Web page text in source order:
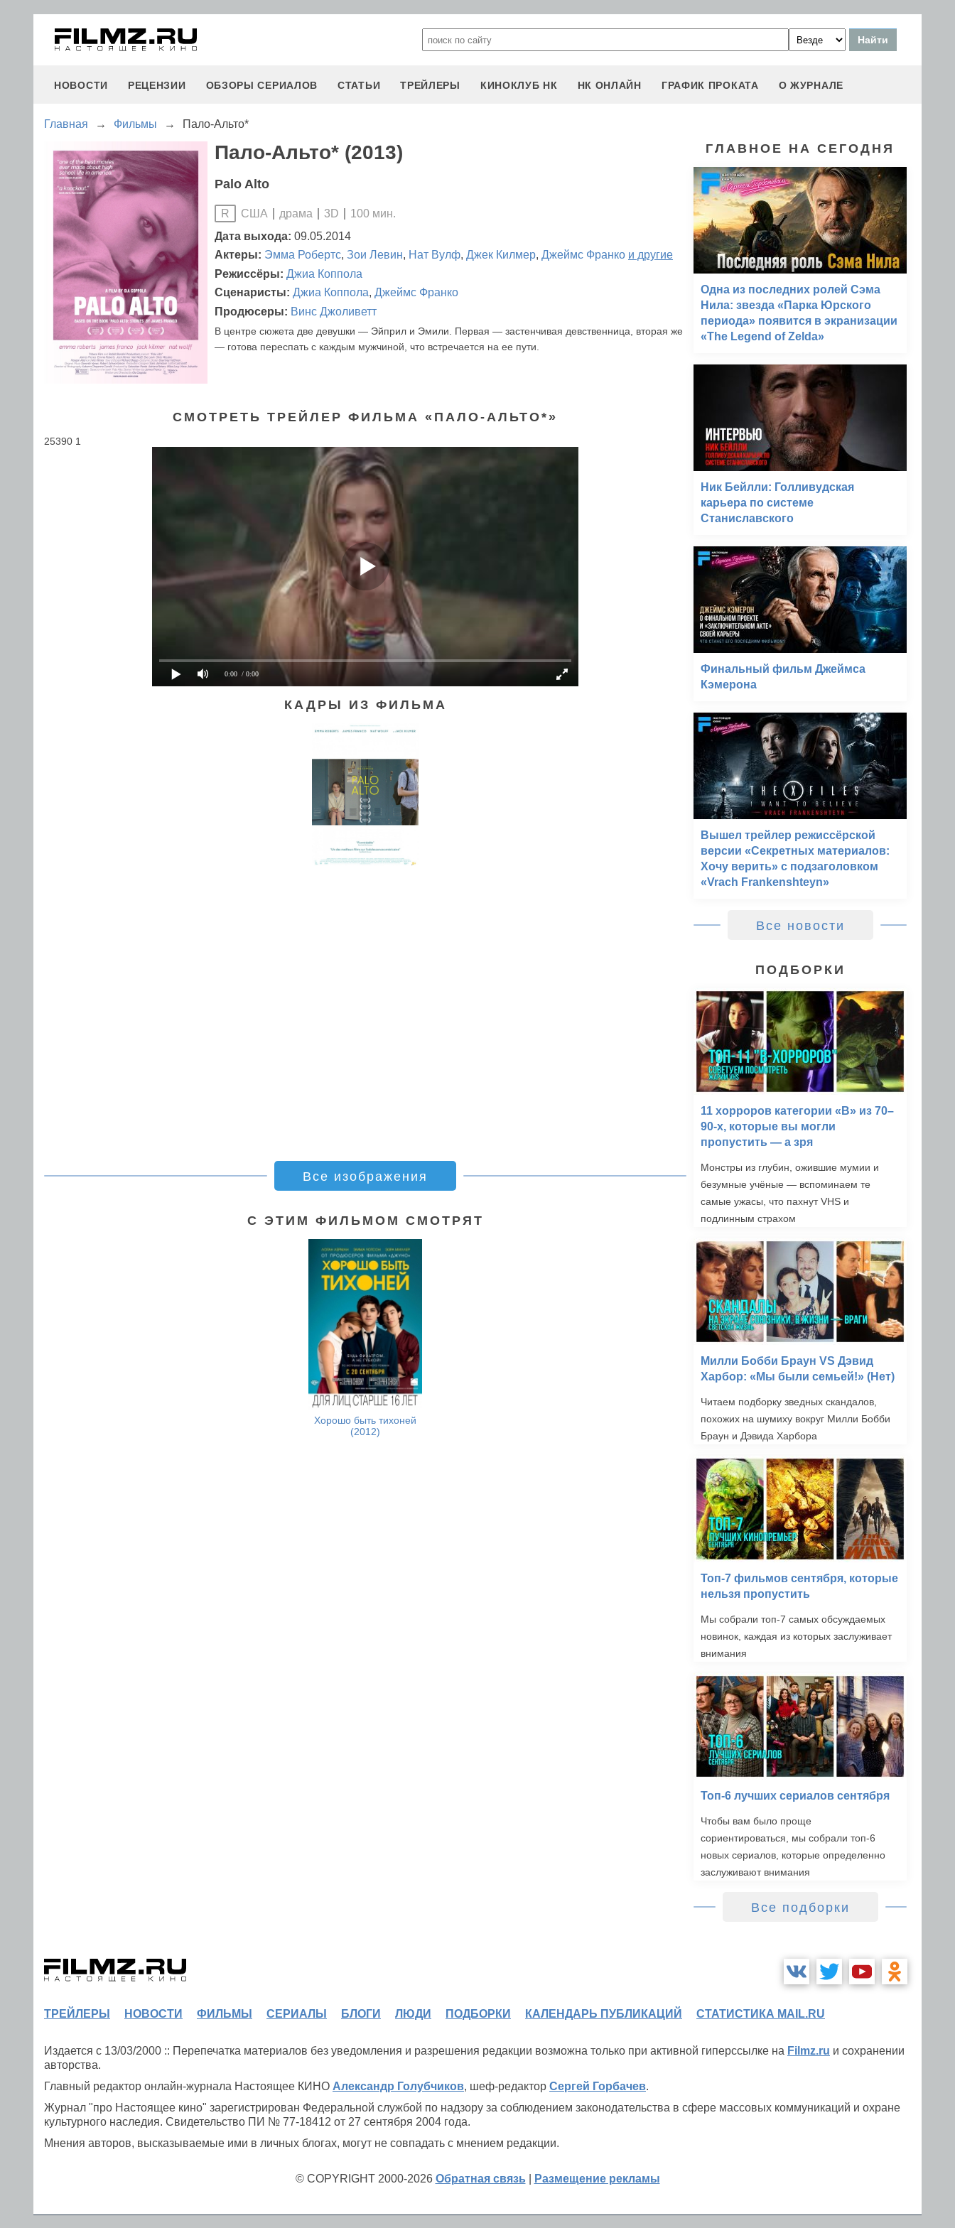
НОВОСТИ РЕЦЕНЗИИ ОБЗОРЫ СЕРИАЛОВ СТАТЬИ ТРЕЙЛЕРЫ КИНОКЛУБ НК НК ОНЛАЙН ГРАФИК ПРОКАТА О ЖУРНАЛЕ
Главная → Фильмы → Пало-Альто*
Пало-Альто* (2013)
Palo Alto
R США драма 3D
100 мин.
Дата выхода: 09.05.2014
Актеры: Эмма Робертс, Зои Левин, Нат Вулф, Джек Килмер, Джеймс Франко и другие
Режиссёры: Джиа Коппола
Сценаристы: Джиа Коппола, Джеймс Франко
Продюсеры: Винс Джоливетт
В центре сюжета две девушки — Эйприл и Эмили. Первая — застенчивая девственница, вторая же
— готова переспать с каждым мужчиной, что встречается на ее пути.
СМОТРЕТЬ ТРЕЙЛЕР ФИЛЬМА «ПАЛО-АЛЬТО*»
25390 1
0:00 / 0:00
КАДРЫ ИЗ ФИЛЬМА
Все изображения
С ЭТИМ ФИЛЬМОМ СМОТРЯТ
Хорошо быть тихоней
(2012)
ГЛАВНОЕ НА СЕГОДНЯ
Одна из последних ролей Сэма
Нила: звезда «Парка Юрского
периода» появится в экранизации
«The Legend of Zelda»
Ник Бейлли: Голливудская
карьера по системе
Станиславского
Финальный фильм Джеймса
Кэмерона
Вышел трейлер режиссёрской
версии «Секретных материалов:
Хочу верить» с подзаголовком
«Vrach Frankenshteyn»
Все новости
ПОДБОРКИ
11 хорроров категории «B» из 70–
90-х, которые вы могли
пропустить — а зря
Монстры из глубин, ожившие мумии и
безумные учёные — вспоминаем те
самые ужасы, что пахнут VHS и
подлинным страхом
Милли Бобби Браун VS Дэвид
Харбор: «Мы были семьей!» (Нет)
Читаем подборку зведных скандалов,
похожих на шумиху вокруг Милли Бобби
Браун и Дэвида Харбора
Топ-7 фильмов сентября, которые
нельзя пропустить
Мы собрали топ-7 самых обсуждаемых
новинок, каждая из которых заслуживает
внимания
Топ-6 лучших сериалов сентября
Чтобы вам было проще
сориентироваться, мы собрали топ-6
новых сериалов, которые определенно
заслуживают внимания
Все подборки
ТРЕЙЛЕРЫ НОВОСТИ ФИЛЬМЫ СЕРИАЛЫ БЛОГИ ЛЮДИ ПОДБОРКИ КАЛЕНДАРЬ ПУБЛИКАЦИЙ СТАТИСТИКА MAIL.RU
Издается с 13/03/2000 :: Перепечатка материалов без уведомления и разрешения редакции возможна только при активной гиперссылке на Filmz.ru и сохранении
авторства.
Главный редактор онлайн-журнала Настоящее КИНО Александр Голубчиков, шеф-редактор Сергей Горбачев.
Журнал "про Настоящее кино" зарегистрирован Федеральной службой по надзору за соблюдением законодательства в сфере массовых коммуникаций и охране
культурного наследия. Свидетельство ПИ № 77-18412 от 27 сентября 2004 года.
Мнения авторов, высказываемые ими в личных блогах, могут не совпадать с мнением редакции.
© COPYRIGHT 2000-2026 Обратная связь Размещение рекламы